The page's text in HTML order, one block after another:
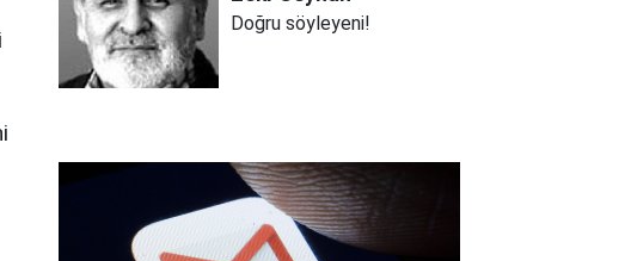
Doğru söyleyeni!